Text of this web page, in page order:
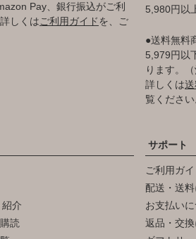
Pay、銀行振込がご利
しくはご利用ガイドを、ご
5,980円以
●送料無料
5,979円以
ります。
詳しくは
覧くださ
介
読
サポート
ご利用ガ
配送・送
お支払い
返品・交